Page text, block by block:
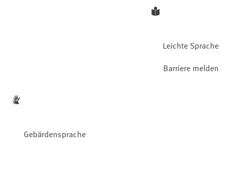
Leichte Sprache
Gebärdensprache
Barriere melden